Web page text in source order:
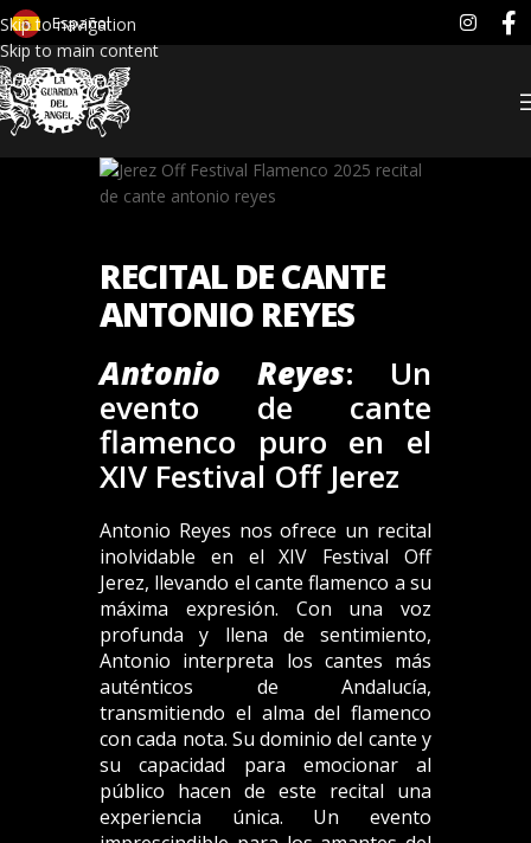
Skip to navigation
Skip to main content
Español
RECITAL DE CANTE
ANTONIO REYES
Antonio Reyes: Un
evento de cante
flamenco puro en el
XIV Festival Off Jerez
Antonio Reyes nos ofrece un recital
inolvidable en el XIV Festival Off
Jerez, llevando el cante flamenco a su
máxima expresión. Con una voz
profunda y llena de sentimiento,
Antonio interpreta los cantes más
auténticos de Andalucía,
transmitiendo el alma del flamenco
con cada nota. Su dominio del cante y
su capacidad para emocionar al
público hacen de este recital una
experiencia única. Un evento